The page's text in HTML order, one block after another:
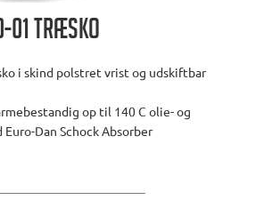
01 Træsko
i skind polstret vrist og udskiftbar
op til 140 C olie- og
Dan Schock Absorber